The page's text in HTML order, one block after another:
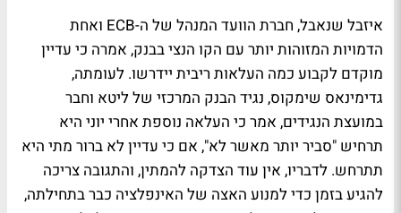
איזבל שנאבל, חברת הוועד המנהל של ה-ECB ואחת
הדמויות המזוהות יותר עם הקו הנצי בבנק, אמרה כי עדיין
מוקדם לקבוע כמה העלאות ריבית יידרשו. לעומתה,
גדימינאס שימקוס, נגיד הבנק המרכזי של ליטא וחבר
במועצת הנגידים, אמר כי העלאה נוספת אחרי יוני היא
תרחיש "סביר יותר מאשר לא", אם כי עדיין לא ברור מתי היא
תתרחש. לדבריו, אין עוד הצדקה להמתין, והתגובה צריכה
להגיע בזמן כדי למנוע האצה של האינפלציה כבר בתחילתה,